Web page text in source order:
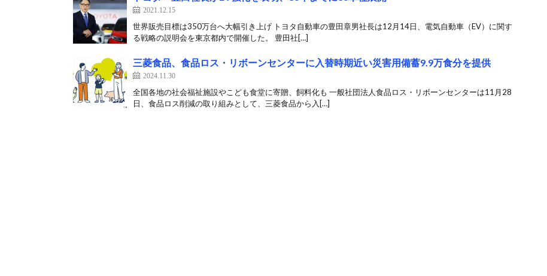
2021.12.15
世界販売目標は350万台へ大幅引き上げ トヨタ自動車の豊田章男社長は12月14日、電気自動車（EV）に関す
る戦略の説明会を東京都内で開催した。 豊田社[…]
三菱食品、食品ロス・リボーンセンターに入替時期近い災害用備蓄9.9万食分を提供
2024.11.30
全国各地の社会福祉施設やこども食堂に寄贈、飼料化も ⼀般社団法⼈⾷品ロス・リボーンセンターは11月28
日、食品ロス削減の取り組みとして、三菱⾷品から入[…]